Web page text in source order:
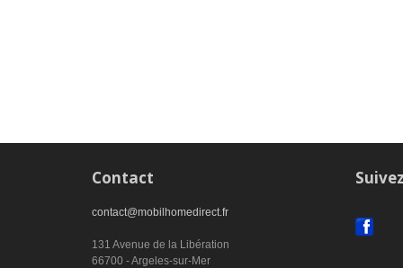
Contact
contact@mobilhomedirect.fr
131 Avenue de la Libération
66700 - Argeles-sur-Mer